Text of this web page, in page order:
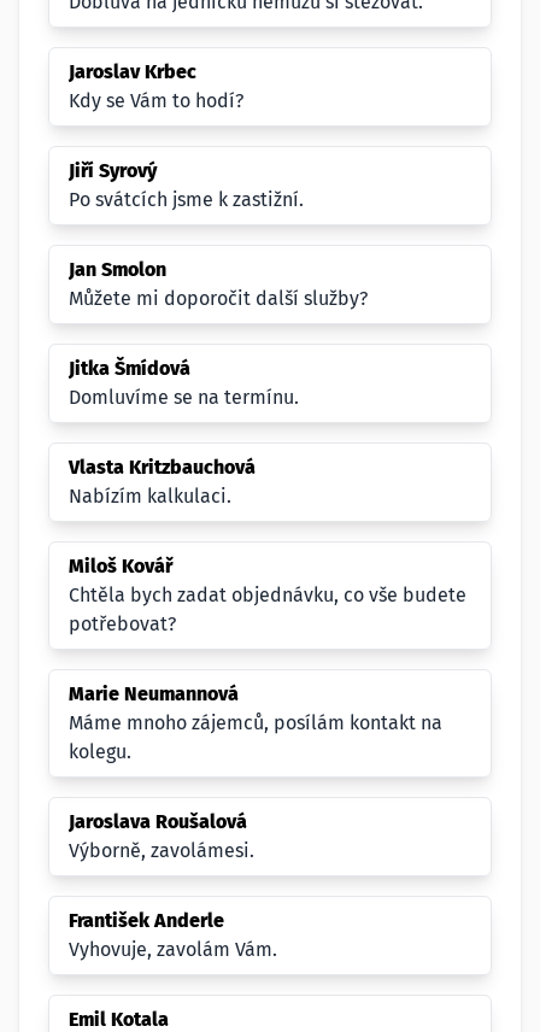
Jaroslav Krbec
Kdy se Vám to hodí?
Jiří Syrový
Po svátcích jsme k zastižní.
Jan Smolon
Můžete mi doporočit další služby?
Jitka Šmídová
Domluvíme se na termínu.
Vlasta Kritzbauchová
Nabízím kalkulaci.
Miloš Kovář
Chtěla bych zadat objednávku, co vše budete
potřebovat?
Marie Neumannová
Máme mnoho zájemců, posílám kontakt na
kolegu.
Jaroslava Roušalová
Výborně, zavolámesi.
František Anderle
Vyhovuje, zavolám Vám.
Emil Kotala